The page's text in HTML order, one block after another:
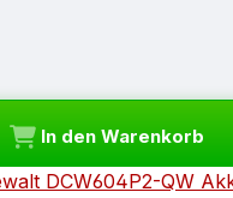
In den Warenkorb